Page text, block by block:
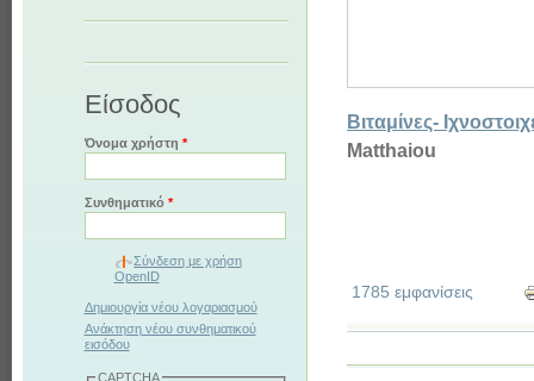
Είσοδος
Όνομα χρήστη *
Συνθηματικό *
Σύνδεση με χρήση
OpenID
Δημιουργία νέου λογαριασμού
Ανάκτηση νέου συνθηματικού
εισόδου
CAPTCHA
Βιταμίνες-
Matthaiou
1785 εμφανίσεις